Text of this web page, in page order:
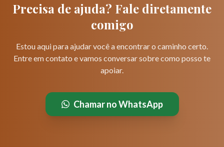
Precisa de ajuda? Fale diretamente
comigo
Estou aqui para ajudar você a encontrar o caminho certo.
Entre em contato e vamos conversar sobre como posso te
apoiar.
Chamar no WhatsApp